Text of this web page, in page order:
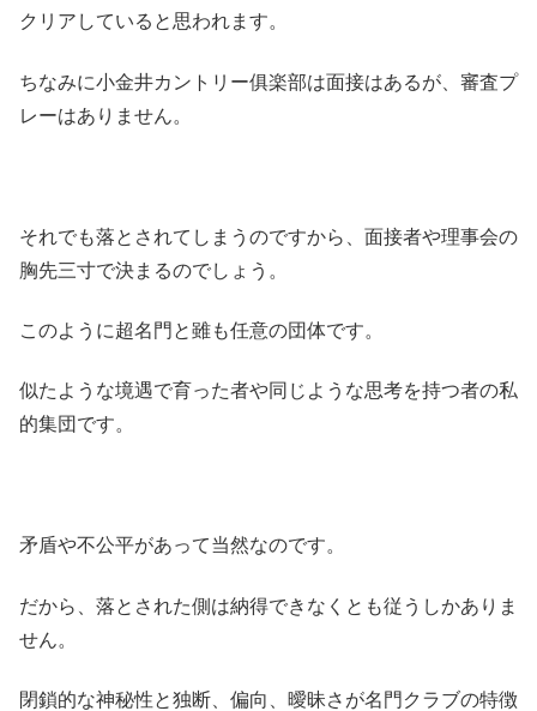
クリアしていると思われます。
ちなみに小金井カントリー俱楽部は面接はあるが、審査プ
レーはありません。
それでも落とされてしまうのですから、面接者や理事会の
胸先三寸で決まるのでしょう。
このように超名門と雖も任意の団体です。
似たような境遇で育った者や同じような思考を持つ者の私
的集団です。
矛盾や不公平があって当然なのです。
だから、落とされた側は納得できなくとも従うしかありま
せん。
閉鎖的な神秘性と独断、偏向、曖昧さが名門クラブの特徴